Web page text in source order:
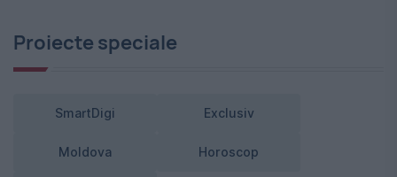
Proiecte speciale
SmartDigi Exclusiv
Moldova Horoscop